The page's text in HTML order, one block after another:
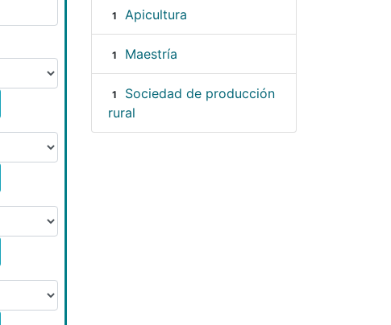
1 Apicultura
1 Maestría
1
Sociedad de producción
rural